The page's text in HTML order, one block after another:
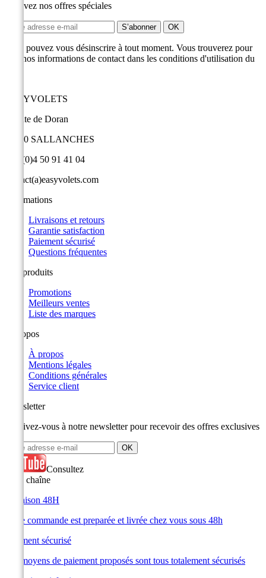
Recevez nos offres spéciales
Vous pouvez vous désinscrire à tout moment. Vous trouverez pour
cela nos informations de contact dans les conditions d'utilisation du
EASYVOLETS
9 route de Doran
74700 SALLANCHES
+33 (0)4 50 91 41 04
contact(a)easyvolets.com
Informations
Livraisons et retours
Garantie satisfaction
Paiement sécurisé
Questions fréquentes
Nos produits
Promotions
Meilleurs ventes
Liste des marques
A propos
À propos
Mentions légales
Conditions générales
Service client
Newsletter
Inscrivez-vous à notre newsletter pour recevoir des offres exclusives
Consultez
notre chaîne
Livraison 48H
Votre commande est preparée et livrée chez vous sous 48h
Paiement sécurisé
Les moyens de paiement proposés sont tous totalement sécurisés